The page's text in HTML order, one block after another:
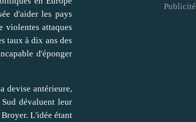
d'aiderles pays
violentes attaques
taux à dix ans des
d'éponger
devise antérieure,
dévaluent leur
Broyer. L'idée étant
Publicité